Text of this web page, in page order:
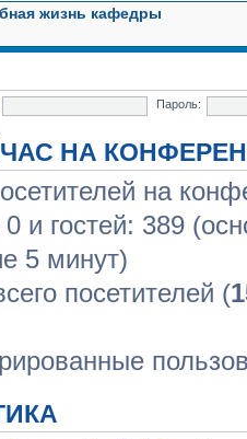
жизнь кафедры
Пароль:
НА
на
и гостей: 389
5 минут)
посетителей (